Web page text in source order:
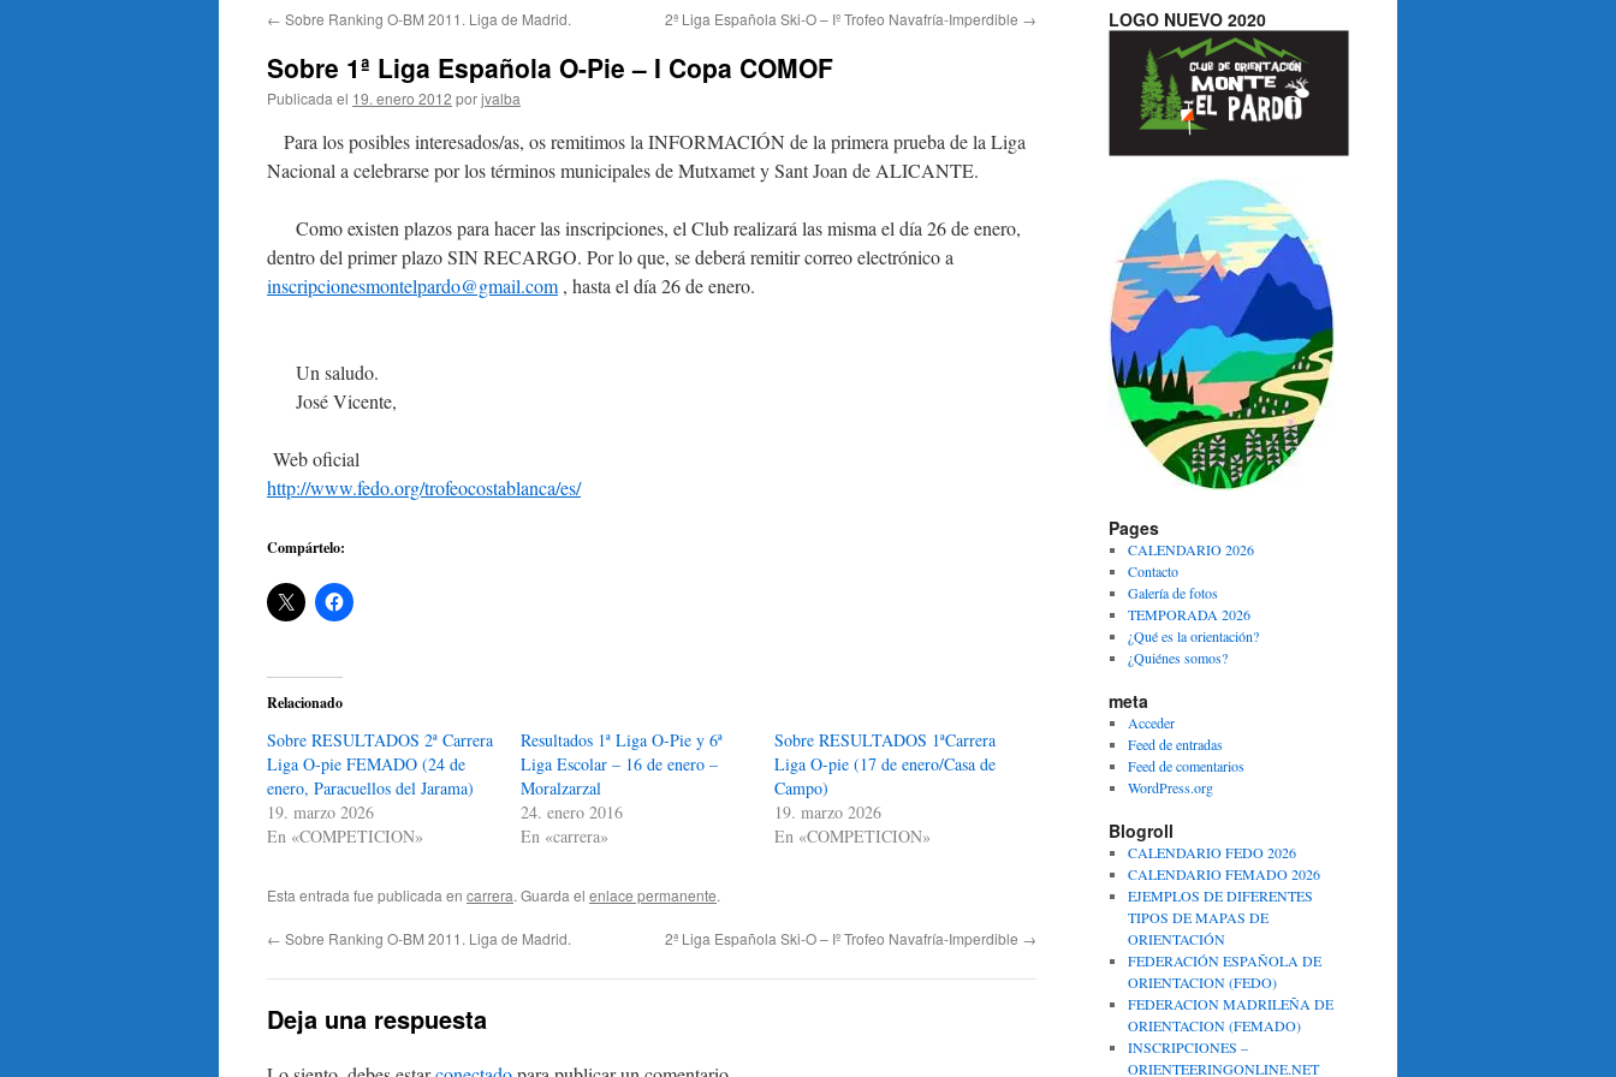
← Sobre Ranking O-BM 2011. Liga de Madrid. 2ª Liga Española Ski-O – Iº Trofeo Navafría-Imperdible →
Sobre 1ª Liga Española O-Pie – I Copa COMOF
Publicada el 19. enero 2012 porjvalba
Para los posibles interesados/as, os remitimos la INFORMACIÓN de la primera prueba de la Liga
Nacional a celebrarse por los términos municipales de Mutxamet y Sant Joan de ALICANTE.
Como existen plazos para hacer las inscripciones, el Club realizará las misma el día 26 de enero,
dentro del primer plazo SIN RECARGO. Por lo que, se deberá remitir correo electrónico a
inscripcionesmontelpardo@gmail.com , hasta el día 26 de enero.
Un saludo.
José Vicente,
Web oficial
http://www.fedo.org/trofeocostablanca/es/
Compártelo:
Relacionado
Sobre RESULTADOS 2ª Carrera
Liga O-pie FEMADO (24 de
enero, Paracuellos del Jarama)
19. marzo 2026
En «COMPETICION»
Resultados 1ª Liga O-Pie y 6ª
Liga Escolar – 16 de enero –
Moralzarzal
24. enero 2016
En «carrera»
Sobre RESULTADOS 1ªCarrera
Liga O-pie (17 de enero/Casa de
Campo)
19. marzo 2026
En «COMPETICION»
Esta entrada fue publicada en carrera. Guarda el enlace permanente.
← Sobre Ranking O-BM 2011. Liga de Madrid. 2ª Liga Española Ski-O – Iº Trofeo Navafría-Imperdible →
Deja una respuesta
LOGO NUEVO 2020
Pages
CALENDARIO 2026
Contacto
Galería de fotos
TEMPORADA 2026
¿Qué es la orientación?
¿Quiénes somos?
meta
Acceder
Feed de entradas
Feed de comentarios
WordPress.org
Blogroll
CALENDARIO FEDO 2026
CALENDARIO FEMADO 2026
EJEMPLOS DE DIFERENTES
TIPOS DE MAPAS DE
ORIENTACIÓN
FEDERACIÓN ESPAÑOLA DE
ORIENTACION (FEDO)
FEDERACION MADRILEÑA DE
ORIENTACION (FEMADO)
INSCRIPCIONES –
ORIENTEERINGONLINE.NET